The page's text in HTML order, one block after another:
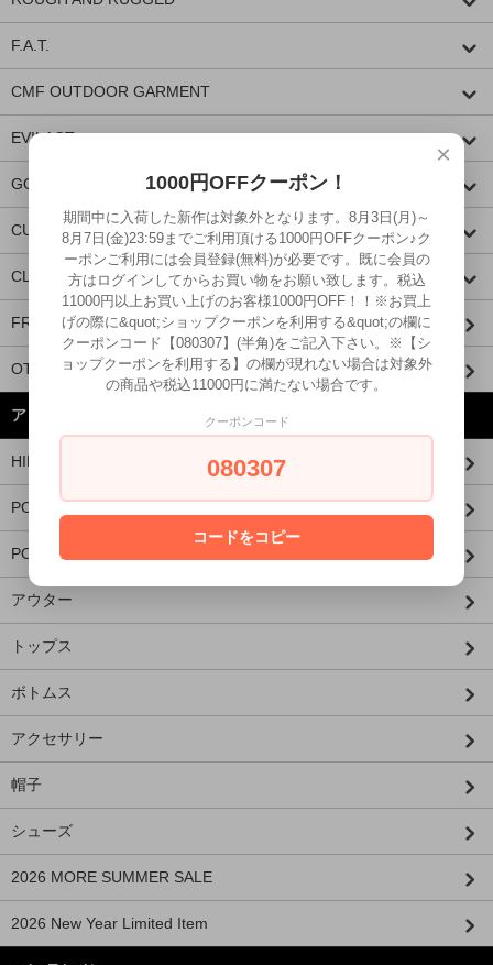
F.A.T.
CMF OUTDOOR GARMENT
EVILACT
GOODSPEED equipment
CUTRATE
CLUCT
FRAGRANCE CAFE
OTHER BRANDS
アイテムから探す
HIDE AND SEEK × 西浦徹
PORKCHOP×MASSES
PORKCHOP×AIRWALK
アウター
トップス
ボトムス
アクセサリー
帽子
シューズ
2026 MORE SUMMER SALE
2026 New Year Limited Item
×
1000円OFFクーポン！
期間中に入荷した新作は対象外となります。8月3日(月)～
8月7日(金)23:59までご利用頂ける1000円OFFクーポン♪ク
ーポンご利用には会員登録(無料)が必要です。既に会員の
方はログインしてからお買い物をお願い致します。税込
11000円以上お買い上げのお客様1000円OFF！！※お買上
げの際に&quot;ショップクーポンを利用する&quot;の欄に
クーポンコード【080307】(半角)をご記入下さい。※【シ
ョップクーポンを利用する】の欄が現れない場合は対象外
の商品や税込11000円に満たない場合です。
クーポンコード
080307
コードをコピー